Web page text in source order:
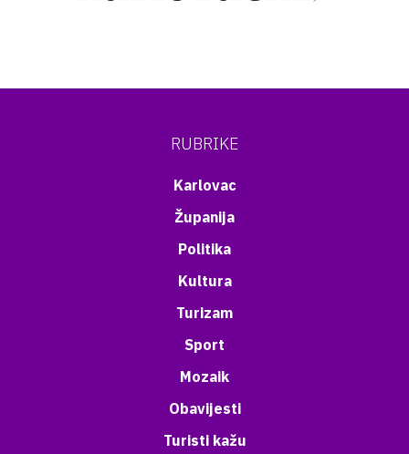
RUBRIKE
Karlovac
Županija
Politika
Kultura
Turizam
Sport
Mozaik
Obavijesti
Turisti kažu